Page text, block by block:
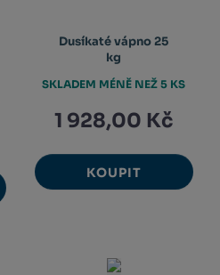
Dusíkaté vápno 25
kg
1 928,00 Kč
KOUPIT
SKLADEM MÉNĚ NEŽ 5 KS